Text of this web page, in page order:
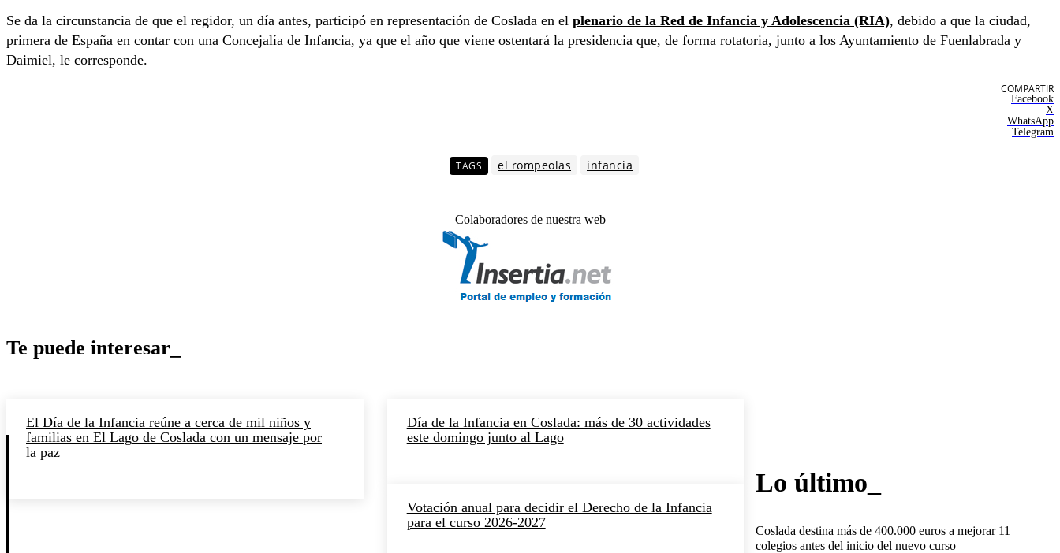
Se da la circunstancia de que el regidor, un día antes, participó en representación de Coslada en el plenario de la Red de Infancia y Adolescencia (RIA), debido a que la ciudad,
primera de España en contar con una Concejalía de Infancia, ya que el año que viene ostentará la presidencia que, de forma rotatoria, junto a los Ayuntamiento de Fuenlabrada y
Daimiel, le corresponde.
COMPARTIR
Facebook
X
WhatsApp
Telegram
TAGS el rompeolas infancia
Colaboradores de nuestra web
Te puede interesar_
El Día de la Infancia reúne a cerca de mil niños y
familias en El Lago de Coslada con un mensaje por
la paz
Día de la Infancia en Coslada: más de 30 actividades
este domingo junto al Lago
Votación anual para decidir el Derecho de la Infancia
para el curso 2026-2027
Lo último_
Coslada destina más de 400.000 euros a mejorar 11
colegios antes del inicio del nuevo curso